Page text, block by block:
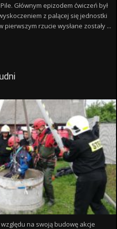
Głównym epizodem ćwiczeń był
z palącej się jednostki
rzucie wysłane zostały ...
na swoją budowę akcje